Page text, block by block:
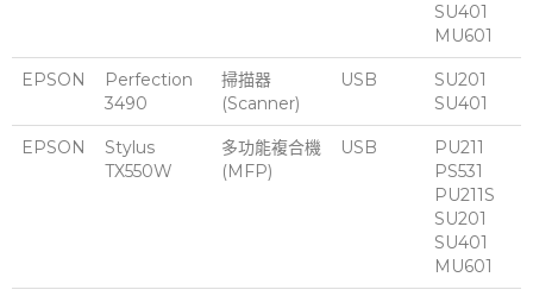
SU401
MU601
EPSON
Perfection
3490
掃描器
(Scanner)
USB
SU201
SU401
EPSON
Stylus
TX550W
多功能複合機
(MFP)
USB
PU211
PS531
PU211S
SU201
SU401
MU601